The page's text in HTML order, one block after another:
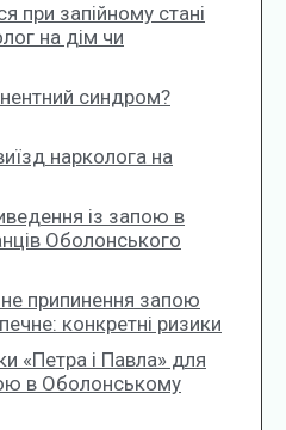
при запійному стані
на дім чи
синдром?
нарколога на
із запою в
Оболонського
припинення запою
конкретні ризики
«Петра і Павла» для
в Оболонському